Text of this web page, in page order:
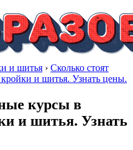
и шитья › Сколько стоят
и шитья. Узнать цены.
курсы в
и шитья. Узнать